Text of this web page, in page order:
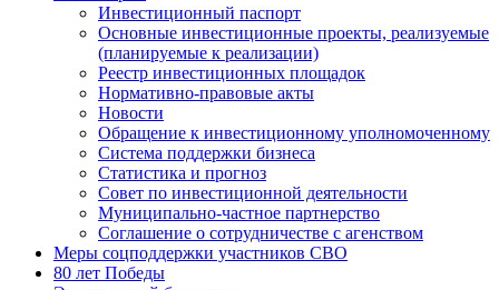
Инвестиционный паспорт
Основные инвестиционные проекты, реализуемые
(планируемые к реализации)
Реестр инвестиционных площадок
Нормативно-правовые акты
Новости
Обращение к инвестиционному уполномоченному
Система поддержки бизнеса
Статистика и прогноз
Совет по инвестиционной деятельности
Муниципально-частное партнерство
Соглашение о сотрудничестве с агенством
Меры соцподдержки участников СВО
80 лет Победы